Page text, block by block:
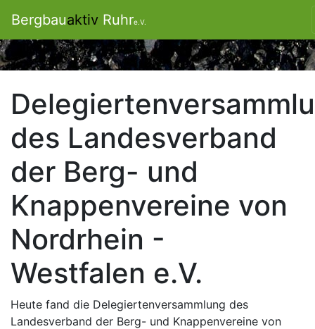
Bergbauaktiv Ruhre.V.
des Landesverband
der Berg- und
Knappenvereine von
Nordrhein -
Westfalen e.V.
Heute fand die Delegiertenversammlung des
Landesverband der Berg- und Knappenvereine von